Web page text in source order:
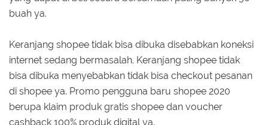
buah ya.
Keranjang shopee tidak bisa dibuka disebabkan koneksi
internet sedang bermasalah. Keranjang shopee tidak
bisa dibuka menyebabkan tidak bisa checkout pesanan
di shopee ya. Promo pengguna baru shopee 2020
berupa klaim produk gratis shopee dan voucher
cashback 100% produk digital ya.